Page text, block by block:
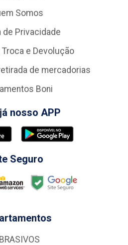
Somos
de Privacidade
e Devolução
de mercadorias
Boni
nosso APP
Seguro